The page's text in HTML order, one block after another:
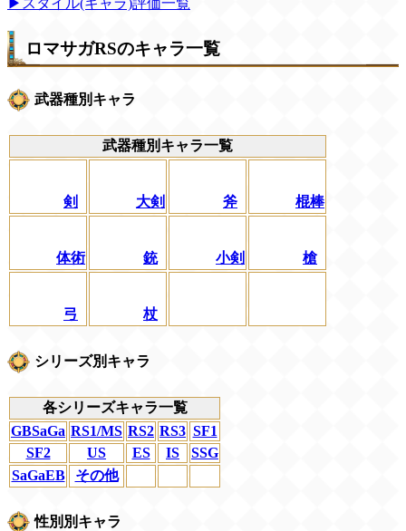
▶スタイル(キャラ)評価一覧
ロマサガRSのキャラ一覧
武器種別キャラ
武器種別キャラ一覧
剣 大剣 斧 棍棒
体術 銃 小剣 槍
弓 杖
シリーズ別キャラ
各シリーズキャラ一覧
GBSaGa RS1/MS RS2 RS3 SF1
SF2
US ES IS
SSG
SaGaEB
その他
性別別キャラ